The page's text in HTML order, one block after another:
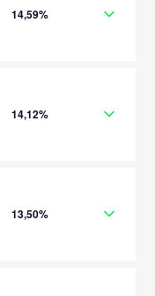
14,59%
14,12%
13,50%